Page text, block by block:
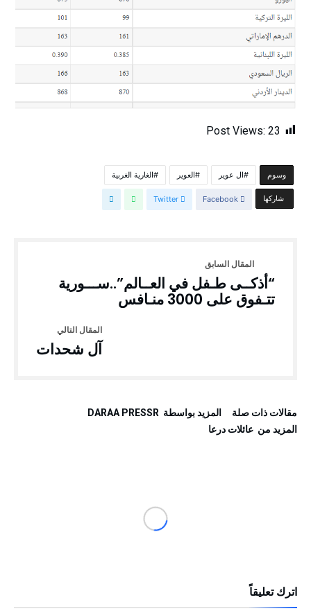
Post Views: 23
‫‫‫‫وسوم‬ ال عوير العوير الغارية الغربية
‫‫ شاركها‬ Facebook
Twitter
“أذكــى طـفل في العــالم”..ســـورية
تتـفوق على 3000 منـافس
آل شحدات
‫مقالات ذات صلة‬
‫‫المزيد بواسطة‬ ‬ DARAA PRESSR
‫المزيد من ‬ عائلات درعا
اترك تعليقاً